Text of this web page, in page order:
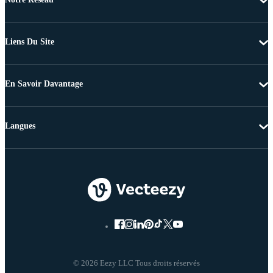
Liens Du Site
En Savoir Davantage
© 2026 Eezy LLC Tous droits réservés
Langues